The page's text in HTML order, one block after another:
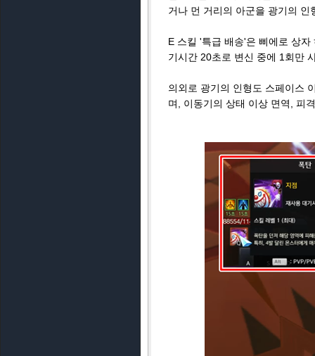
거나 먼 거리의 아군을 광기의
E 스킬 '특급 배송'은 삐에로 상
기시간 20초로 변신 중에 1회만
의외로 광기의 인형도 스페이스
며, 이동기의 상태 이상 면역, 피